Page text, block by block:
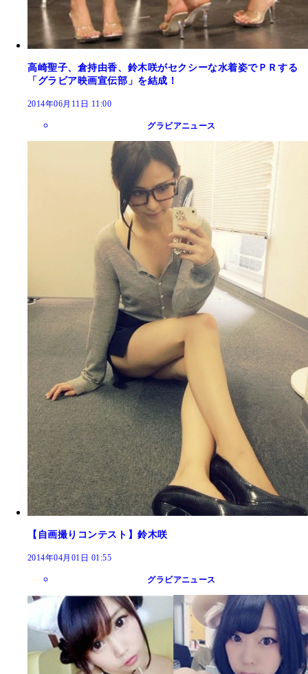
高崎聖子、倉持由香、鈴木咲がセクシーな水着姿でＰＲする
「グラビア映画宣伝部」を結成！
2014年06月11日 11:00
グラビアニュース
【自画撮りコンテスト】鈴木咲
2014年04月01日 01:55
グラビアニュース